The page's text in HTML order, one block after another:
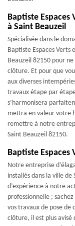
Baptiste Espaces
à Saint Beauzeil
Spécialisée dans le
Baptiste Espaces Verts
Beauzeil 82150 pour
clôture. Et pour que
aux diverses
travaux étape par
s’harmonisera
mettra en valeur votre
remettre à notre
Saint Beauzeil 82150.
Baptiste Espaces
Notre entreprise
installés dans la ville
d’expérience à notre
professionnelle ;
vos travaux de pose de
clôture, il est plus avisé